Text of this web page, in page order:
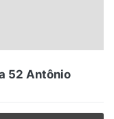
52 Antônio